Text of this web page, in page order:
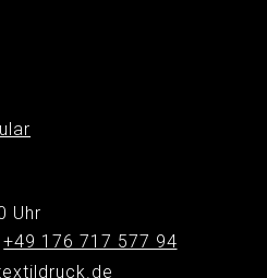
Uhr
+49 176 717 577 94